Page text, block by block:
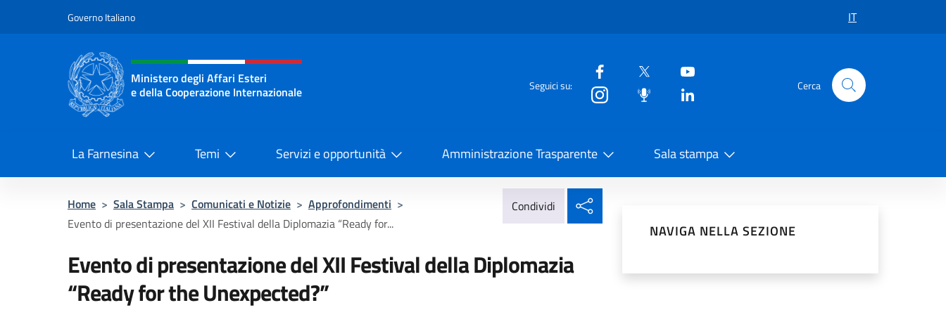
Governo Italiano IT
Intestazione sito, social e menù
Ministero degli Affari Esteri
e della Cooperazione Internazionale
Seguici su: Cerca
La Farnesina Temi Servizi e opportunità Amministrazione Trasparente Sala stampa
Home > Sala Stampa > Comunicati e Notizie > Approfondimenti >
Evento di presentazione del XII Festival della Diplomazia “Ready for...
Condividi
Evento di presentazione del XII Festival della Diplomazia
“Ready for the Unexpected?”
NAVIGA NELLA SEZIONE